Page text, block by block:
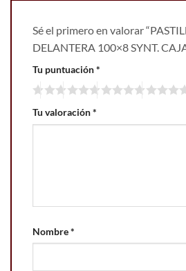
Sé el primero en valorar
DELANTERA 100×8 SYNT.
Tu puntuación*
Tu valoración*
Nombre*